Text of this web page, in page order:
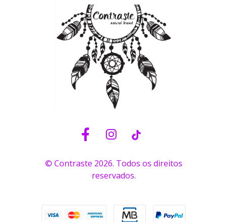
© Contraste 2026. Todos os direitos
reservados.